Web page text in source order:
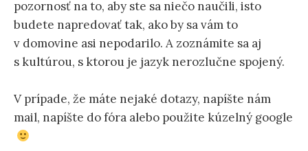
pozornosť na to, aby ste sa niečo naučili, isto
budete napredovať tak, ako by sa vám to
v domovine asi nepodarilo. A zoznámite sa aj
s kultúrou, s ktorou je jazyk nerozlučne spojený.
V prípade, že máte nejaké dotazy, napíšte nám
mail, napíšte do fóra alebo použite kúzelný google